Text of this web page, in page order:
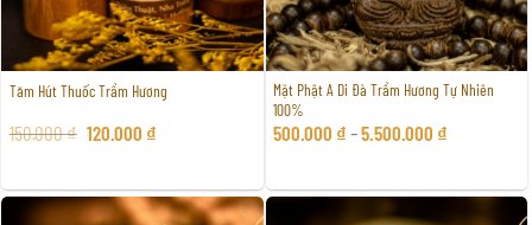
Tăm Hút Thuốc Trầm Hương
150.000₫ Giá
150.000 ₫.
120.000 ₫Giá
là:
120.000 ₫.
Mặt Phật A Di Đà Trầm Hương Tự Nhiên
100%
500.000 ₫ –5.500.000 ₫